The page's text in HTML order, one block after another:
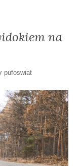
na
pufoswiat